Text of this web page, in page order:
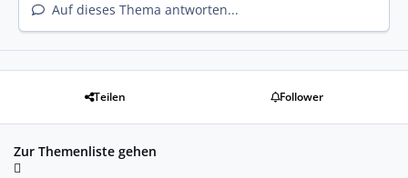
Auf dieses Thema antworten...
Teilen Follower
Zur Themenliste gehen